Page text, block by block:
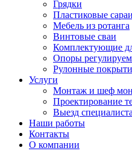
Грядки
Пластиковые сараи
Мебель из ротанга
Винтовые сваи
Комплектующие
Опоры
Рулонные
Услуги
Монтаж и шеф
Проектирование
Выезд
Наши работы
Контакты
О компании